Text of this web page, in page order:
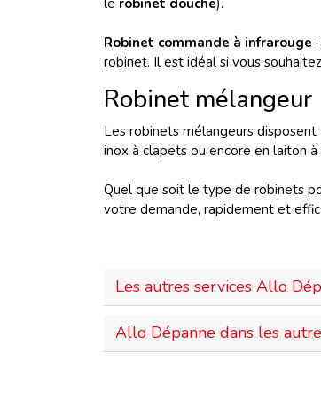
le robinet douche).
Robinet commande à infrarouge
robinet. Il est idéal si vous
Robinet mélangeur
Les robinets mélangeurs disposent
inox à clapets ou encore en laiton
Quel que soit le type de robinets
votre demande, rapidement et
Les autres services Allo
Allo Dépanne dans les